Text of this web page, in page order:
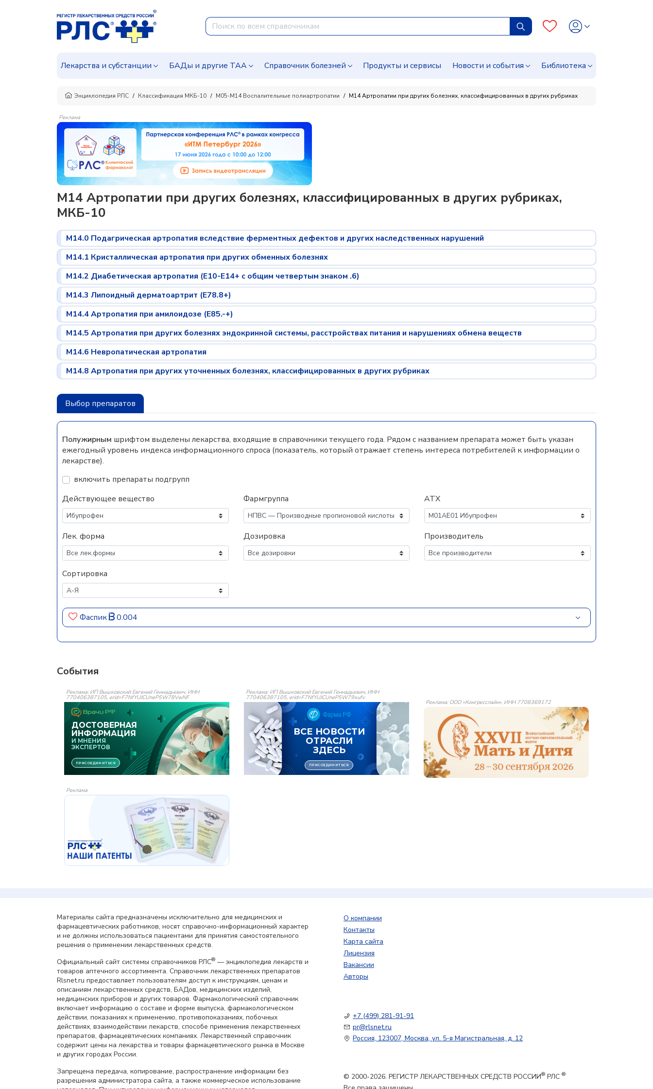
Лекарства и субстанции БАДы и другие ТАА Справочник болезней Продукты и сервисы Новости и события Библиотека
Энциклопедия РЛС Классификация МКБ-10 M05-M14 Воспалительные полиартропатии M14 Артропатии при других болезнях, классифицированных в других рубриках
Реклама
M14 Артропатии при других болезнях, классифицированных в других рубриках,
МКБ-10
M14.0 Подагрическая артропатия вследствие ферментных дефектов и других наследственных нарушений
M14.1 Кристаллическая артропатия при других обменных болезнях
M14.2 Диабетическая артропатия (E10-E14+ с общим четвертым знаком .6)
M14.3 Липоидный дерматоартрит (E78.8+)
M14.4 Артропатия при амилоидозе (E85.-+)
M14.5 Артропатия при других болезнях эндокринной системы, расстройствах питания и нарушениях обмена веществ
M14.6 Невропатическая артропатия
M14.8 Артропатия при других уточненных болезнях, классифицированных в других рубриках
Выбор препаратов
Полужирным шрифтом выделены лекарства, входящие в справочники текущего года. Рядом с названием препарата может быть указан
ежегодный уровень индекса информационного спроса (показатель, который отражает степень интереса потребителей к информации о
лекарстве).
включить препараты подгрупп
Действующее вещество
Фармгруппа АТХ
Лек. форма Дозировка Производитель
Сортировка
Фаспик 0.004
События
Реклама: ИП Вышковский Евгений Геннадьевич, ИНН
770406387105, erid=F7NfYUJCUneP5W78VwNF
Реклама: ИП Вышковский Евгений Геннадьевич, ИНН
770406387105, erid=F7NfYUJCUneP5W79xufv
Реклама: ООО «Конгресслайн», ИНН 7708369172
Реклама
Материалы сайта предназначены исключительно для медицинских и
фармацевтических работников, носят справочно-информационный характер
и не должны использоваться пациентами для принятия самостоятельного
решения о применении лекарственных средств.
Официальный сайт системы справочников РЛС® — энциклопедия лекарств и
товаров аптечного ассортимента. Справочник лекарственных препаратов
Rlsnet.ru предоставляет пользователям доступ к инструкциям, ценам и
описаниям лекарственных средств, БАДов, медицинских изделий,
медицинских приборов и других товаров. Фармакологический справочник
включает информацию о составе и форме выпуска, фармакологическом
действии, показаниях к применению, противопоказаниях, побочных
действиях, взаимодействии лекарств, способе применения лекарственных
препаратов, фармацевтических компаниях. Лекарственный справочник
содержит цены на лекарства и товары фармацевтического рынка в Москве
и других городах России.
Запрещена передача, копирование, распространение информации без
разрешения администратора сайта, а также коммерческое использование
О компании
Контакты
Карта сайта
Лицензия
Вакансии
Авторы
+7 (499) 281-91-91
pr@rlsnet.ru
Россия, 123007, Москва, ул. 5-я Магистральная, д. 12
© 2000-2026. РЕГИСТР ЛЕКАРСТВЕННЫХ СРЕДСТВ РОССИИ® РЛС ®